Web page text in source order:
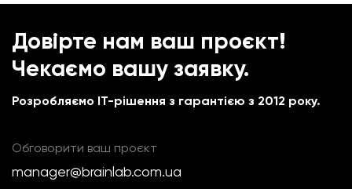
Довірте нам ваш проєкт!
Чекаємо вашу заявку.
Розробляємо IT-рішення з гарантією з 2012 року.
Обговорити ваш проєкт
manager@brainlab.com.ua